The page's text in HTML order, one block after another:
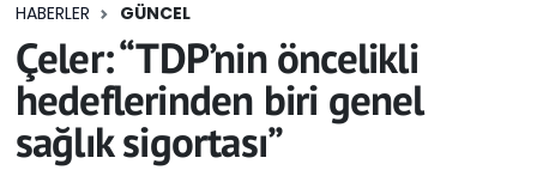
HABERLER GÜNCEL
Çeler: “TDP’nin öncelikli
hedeflerinden biri genel
sağlık sigortası”
Eğitim
Ekonomi
Foto Galeri
Tüm Manşetler
Son Dakika Haberleri
Haber Arşivi